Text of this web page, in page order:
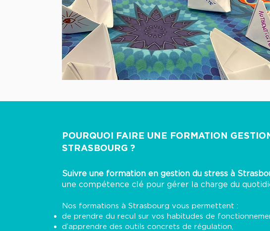
POURQUOI FAIRE UNE FORMATION
STRASBOURG ?
Suivre une formation en gestion du stress à
une compétence clé pour gérer la charge du
Nos formations à Strasbourg vous permettent :
de prendre du recul sur vos habitudes de
d’apprendre des outils concrets de régulation,